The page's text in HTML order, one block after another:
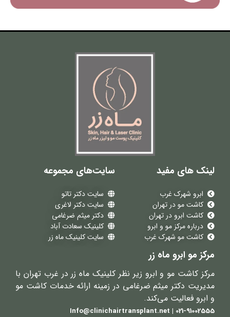
لینک های مفید
ابرو شهرک غرب
کاشت مو در تهران
کاشت ابرو در تهران
درباره مرکز مو و ابرو
کاشت مو شهرک غرب
سایت‌های مجموعه
سایت دکتر تاتو
سایت دکتر لاغری
دکتر میثم ضرغامی
کلینیک سعادت آباد
سایت کلینیک ماه زر
مرکز مو ابرو ماه زر
مرکز کاشت مو و ابرو زیر نظر کلینیک ماه زر در غرب تهران با
مدیریت دکتر میثم ضرغامی در زمینه ارائه خدمات کاشت مو
و ابرو فعالیت می‌کند.
021-91002555 | Info@clinichairtransplant.net